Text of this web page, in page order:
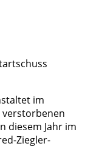
im
verstorbenen
diesem Jahr im
Ziegler-